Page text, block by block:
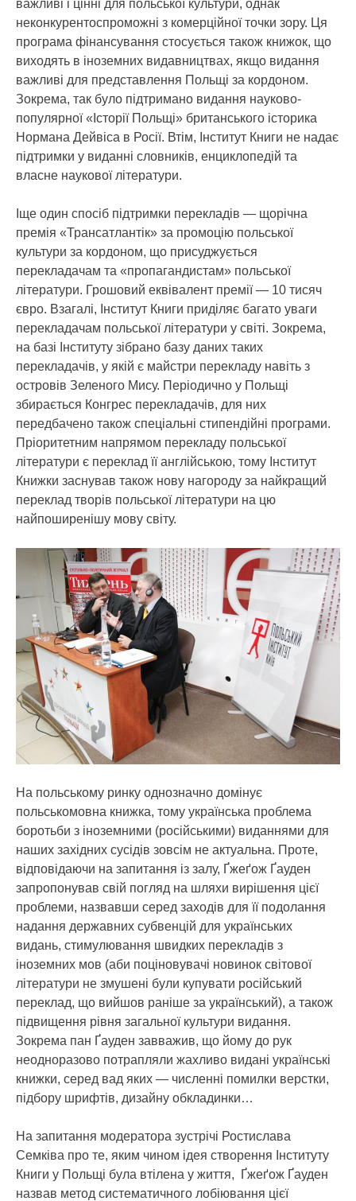
важливі і цінні для польської культури, однак
неконкурентоспроможні з комерційної точки зору. Ця
програма фінансування стосується також книжок, що
виходять в іноземних видавництвах, якщо видання
важливі для представлення Польщі за кордоном.
Зокрема, так було підтримано видання науково-
популярної «Історії Польщі» британського історика
Нормана Дейвіса в Росії. Втім, Інститут Книги не надає
підтримки у виданні словників, енциклопедій та
власне наукової літератури.
Іще один спосіб підтримки перекладів — щорічна
премія «Трансатлантік» за промоцію польської
культури за кордоном, що присуджується
перекладачам та «пропагандистам» польської
літератури. Грошовий еквівалент премії — 10 тисяч
євро. Взагалі, Інститут Книги приділяє багато уваги
перекладачам польської літератури у світі. Зокрема,
на базі Інституту зібрано базу даних таких
перекладачів, у якій є майстри перекладу навіть з
островів Зеленого Мису. Періодично у Польщі
збирається Конгрес перекладачів, для них
передбачено також спеціальні стипендійні програми.
Пріоритетним напрямом перекладу польської
літератури є переклад її англійською, тому Інститут
Книжки заснував також нову нагороду за найкращий
переклад творів польської літератури на цю
найпоширенішу мову світу.
На польському ринку однозначно домінує
польськомовна книжка, тому українська проблема
боротьби з іноземними (російськими) виданнями для
наших західних сусідів зовсім не актуальна. Проте,
відповідаючи на запитання із залу, Ґжеґож Ґауден
запропонував свій погляд на шляхи вирішення цієї
проблеми, назвавши серед заходів для її подолання
надання державних субвенцій для українських
видань, стимулювання швидких перекладів з
іноземних мов (аби поціновувачі новинок світової
літератури не змушені були купувати російський
переклад, що вийшов раніше за український), а також
підвищення рівня загальної культури видання.
Зокрема пан Ґауден завважив, що йому до рук
неодноразово потрапляли жахливо видані українські
книжки, серед вад яких — численні помилки верстки,
підбору шрифтів, дизайну обкладинки…
На запитання модератора зустрічі Ростислава
Семківа про те, яким чином ідея створення Інституту
Книги у Польщі була втілена у життя, Ґжеґож Ґауден
назвав метод систематичного лобіювання цієї